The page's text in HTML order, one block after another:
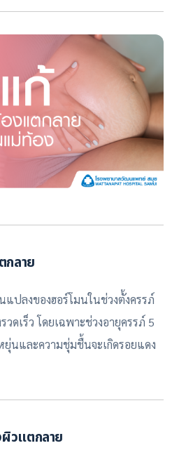
ลาย
แปลงของฮอร์โมนในช่วงตั้งครรภ์
ดเร็ว โดยเฉพาะช่วงอายุครรภ์ 5
นและความชุ่มชื้นจะเกิดรอยแดง
วแตกลาย